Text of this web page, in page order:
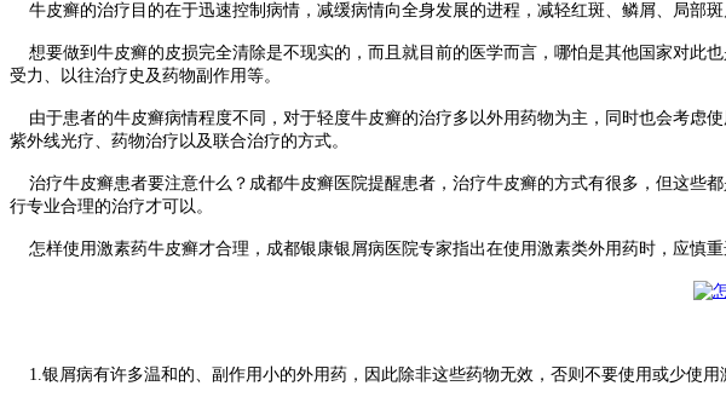
牛皮癣的治疗目的在于迅速控制病情，减缓病情向全身发展的进程，减轻红斑、鳞屑、局部
想要做到牛皮癣的皮损完全清除是不现实的，而且就目前的医学而言，哪怕是其他国家对此
受力、以往治疗史及药物副作用等。
由于患者的牛皮癣病情程度不同，对于轻度牛皮癣的治疗多以外用药物为主，同时也会考虑
紫外线光疗、药物治疗以及联合治疗的方式。
治疗牛皮癣患者要注意什么？成都牛皮癣医院提醒患者，治疗牛皮癣的方式有很多，但这些
行专业合理的治疗才可以。
怎样使用激素药牛皮癣才合理，成都银康银屑病医院专家指出在使用激素类外用药时，应慎重
1.银屑病有许多温和的、副作用小的外用药，因此除非这些药物无效，否则不要使用或少使用